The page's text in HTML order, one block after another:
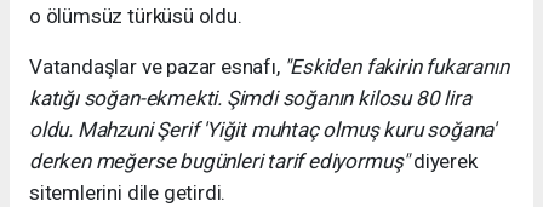
o ölümsüz türküsü oldu.
Vatandaşlar ve pazar esnafı, "Eskiden fakirin fukaranın
katığı soğan-ekmekti. Şimdi soğanın kilosu 80 lira
oldu. Mahzuni Şerif 'Yiğit muhtaç olmuş kuru soğana'
derken meğerse bugünleri tarif ediyormuş"diyerek
sitemlerini dile getirdi.